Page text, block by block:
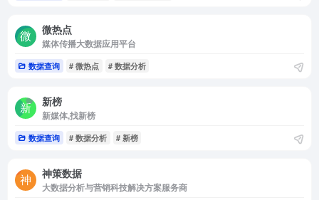
微热点
媒体传播大数据应用平台
数据查询 # 微热点 # 数据分析
新榜
新媒体,找新榜
数据查询 # 数据分析 # 新榜
神策数据
大数据分析与营销科技解决方案服务商